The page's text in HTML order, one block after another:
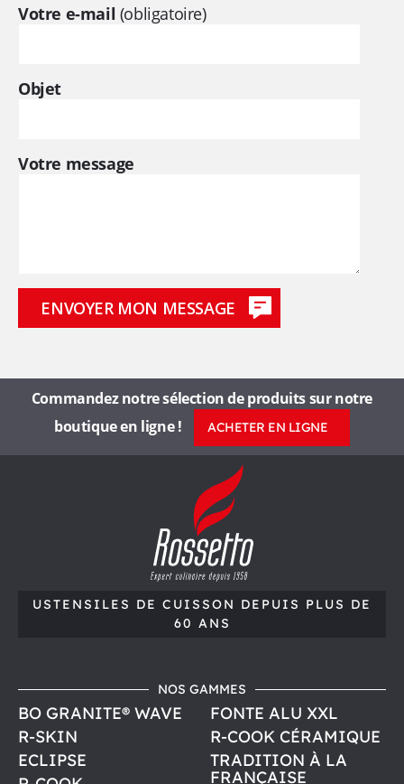
Votre e-mail (obligatoire)
Objet
Votre message
Commandez notre sélection de produits sur notre
boutique en ligne !
ACHETER EN LIGNE
s
e
t
t
t
USTENSILES DE CUISSON DEPUIS PLUS DE
60 ANS
NOS GAMMES
BO GRANITE® WAVE
R-SKIN
ECLIPSE
FONTE ALU XXL
R-COOK CÉRAMIQUE
TRADITION À LA
FRANÇAISE